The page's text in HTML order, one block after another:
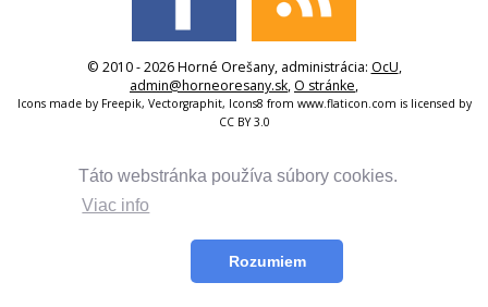
Táto webstránka používa súbory cookies.
Viac info
Rozumiem
© 2010 - 2026 Horné Orešany, administrácia: OcU,
admin@horneoresany.sk, O stránke,
Icons made by Freepik, Vectorgraphit, Icons8 from www.flaticon.com is licensed by
CC BY 3.0